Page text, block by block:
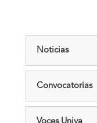
Noticias
Convocatorias